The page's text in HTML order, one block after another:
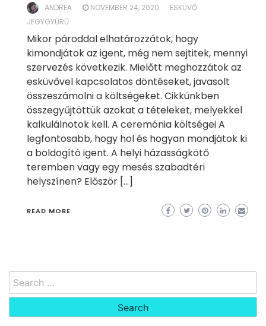
ANDREA NOVEMBER 24, 2020
ESKÜVŐ
JEGYGYŰRŰ
Mikor pároddal elhatározzátok, hogy
kimondjátok az igent, még nem sejtitek, mennyi
szervezés következik. Mielőtt meghozzátok az
esküvővel kapcsolatos döntéseket, javasolt
összeszámolni a költségeket. Cikkünkben
összegyűjtöttük azokat a tételeket, melyekkel
kalkulálnotok kell. A ceremónia költségei A
legfontosabb, hogy hol és hogyan mondjátok ki
a boldogító igent. A helyi házasságkötő
teremben vagy egy mesés szabadtéri
helyszínen? Először […]
READ MORE
Search
for: